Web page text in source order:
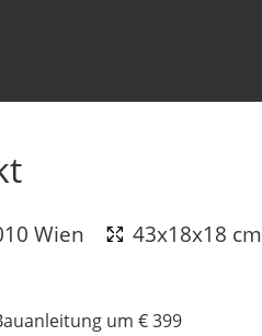
Wien 43x18x18 cm
um € 399